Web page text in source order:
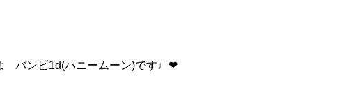
バンビ1d(ハニームーン)です♩❤︎